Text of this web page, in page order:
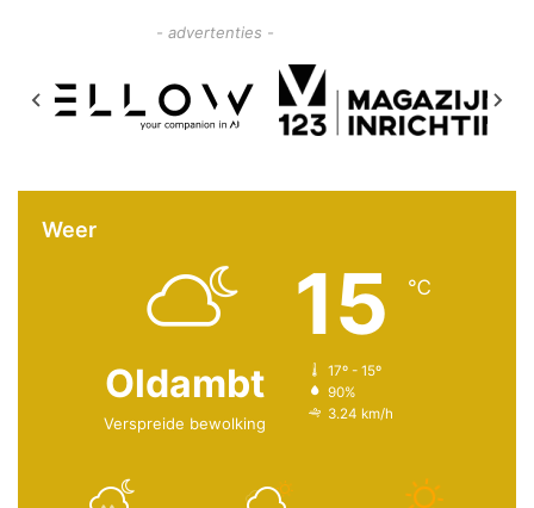
- advertenties -
Weer
Oldambt
Verspreide bewolking
15 ℃
17º - 15º
90%
3.24 km/h